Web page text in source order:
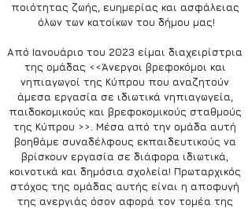
ποιότητας ζωής, ευημερίας και ασφάλειας
όλων των κατοίκων του δήμου μας!
Από Ιανουάριο του 2023 είμαι διαχειρίστρια
της ομάδας <<Άνεργοι βρεφοκόμοι και
νηπιαγωγοί της Κύπρου που αναζητούν
άμεσα εργασία σε ιδιωτικά νηπιαγωγεία,
παιδοκομικούς και βρεφοκομικούς σταθμούς
της Κύπρου >>. Μέσα από την ομάδα αυτή
βοηθάμε συναδέλφους εκπαιδευτικούς να
βρίσκουν εργασία σε διάφορα ιδιωτικά,
κοινοτικά και δημόσια σχολεία! Πρωταρχικός
στόχος της ομάδας αυτής είναι η αποφυγή
της ανεργιάς όσον αφορά τον τομέα της